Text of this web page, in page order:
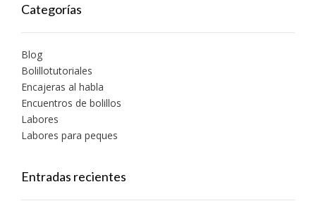
Categorías
Blog
Bolillotutoriales
Encajeras al habla
Encuentros de bolillos
Labores
Labores para peques
Entradas recientes